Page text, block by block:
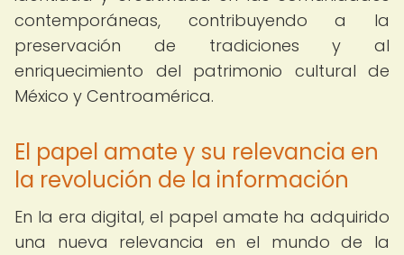
contemporáneas, contribuyendo a la
preservación de tradiciones y al
enriquecimiento del patrimonio cultural de
México y Centroamérica.
El papel amate y su relevancia en
la revolución de la información
En la era digital, el papel amate ha adquirido
una nueva relevancia en el mundo de la